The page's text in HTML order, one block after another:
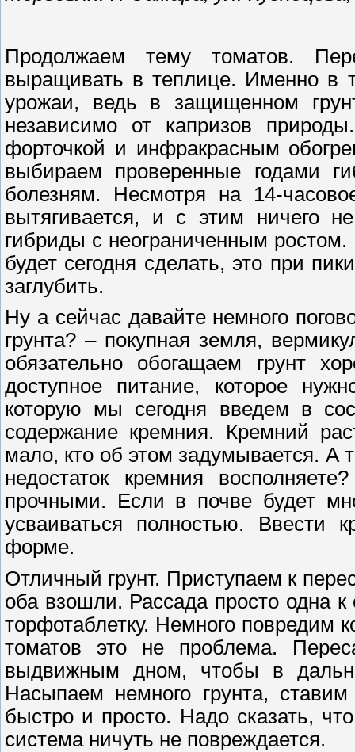
Продолжаем тему томатов.
выращивать в теплице. Именно в
урожаи, ведь в защищенном
независимо от капризов
форточкой и инфракрасным
выбираем проверенные годами
болезням. Несмотря на 14-
вытягивается, и с этим ничего
гибриды с неограниченным
будет сегодня сделать, это при
заглубить.
Ну а сейчас давайте немного
грунта? – покупная земля,
обязательно обогащаем грунт
доступное питание, которое
которую мы сегодня введем в
содержание кремния. Кремний
мало, кто об этом задумывается. А
недостаток кремния
прочными. Если в почве будет
усваиваться полностью. Ввести
форме.
Отличный грунт. Приступаем к
оба взошли. Рассада просто одна
торфотаблетку. Немного повредим
томатов это не проблема.
выдвижным дном, чтобы в
Насыпаем немного грунта,
быстро и просто. Надо сказать,
система ничуть не повреждается.